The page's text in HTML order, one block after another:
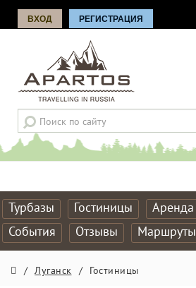
ВХОД РЕГИСТРАЦИЯ
Турбазы Гостиницы Аренда
События
Отзывы Маршруты
/ Луганск / Гостиницы